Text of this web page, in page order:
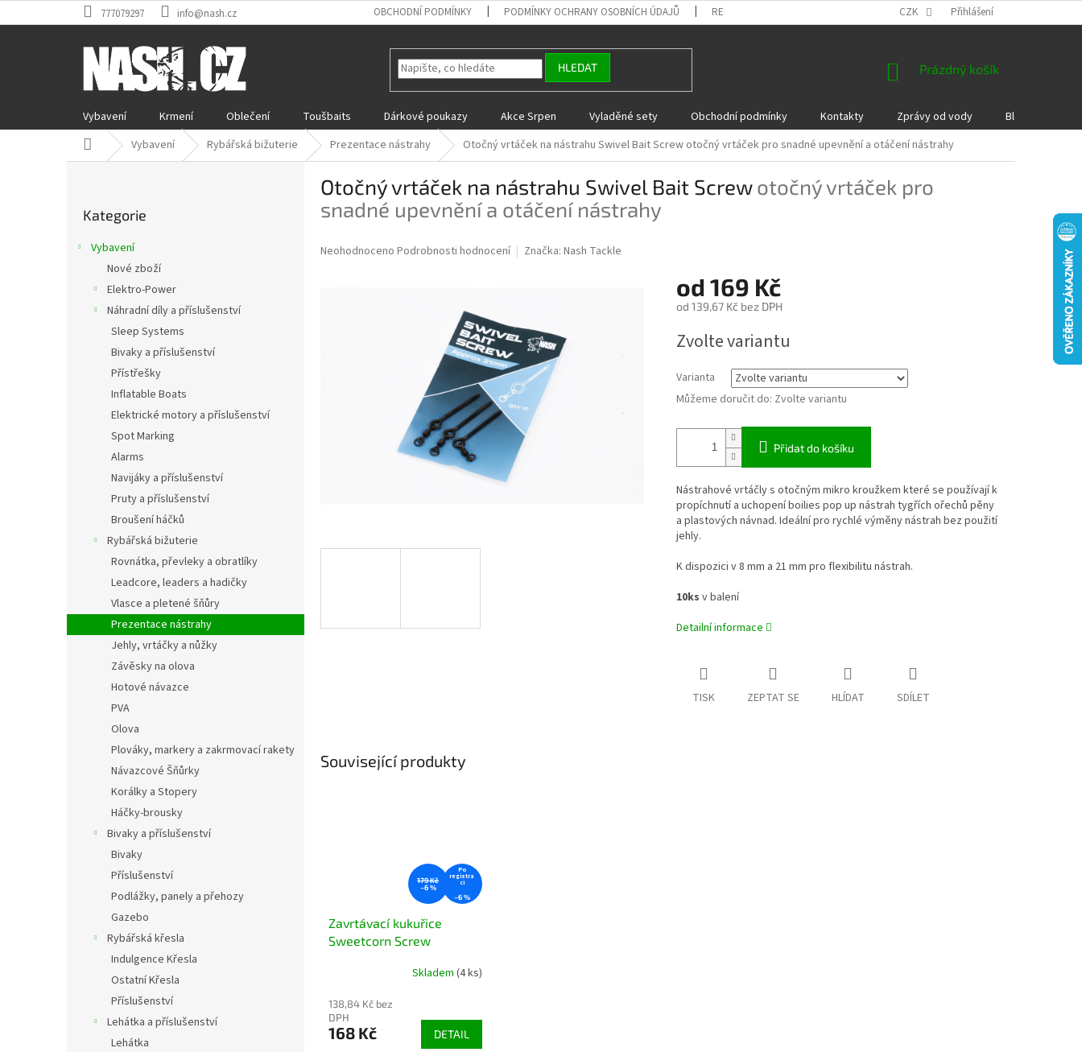
na
777079297 info@nash.cz OBCHODNÍ PODMÍNKY PODMÍNKY OCHRANY OSOBNÍCH ÚDAJŮ REKLAMACE A VRÁCENÍ ZBOŽÍ DÁRKOVÉ POUKAZY
CZK Přihlášení
HLEDAT
NÁKUPNÍ
Prázdný košík
Vybavení Krmení Oblečení Toušbaits Dárkové poukazy Akce Srpen Vyladěné sety Obchodní podmínky Kontakty Zprávy od vody Blog
Domů Vybavení Rybářská bižuterie Prezentace nástrahy Otočný vrtáček na nástrahu Swivel Bait Screw otočný vrtáček pro snadné upevnění a otáčení nástrahy
kategorie
Kategorie
Vybavení
Nové zboží
Elektro-Power
Náhradní díly a příslušenství
Sleep Systems
Bivaky a příslušenství
Přístřešky
Inflatable Boats
Elektrické motory a příslušenství
Spot Marking
Alarms
Navijáky a příslušenství
Pruty a příslušenství
Broušení háčků
Rybářská bižuterie
Rovnátka, převleky a obratlíky
Leadcore, leaders a hadičky
Vlasce a pletené šňůry
Prezentace nástrahy
Jehly, vrtáčky a nůžky
Závěsky na olova
Hotové návazce
PVA
Olova
Plováky, markery a zakrmovací rakety
Návazcové Šňůrky
Korálky a Stopery
Háčky-brousky
Bivaky a příslušenství
Bivaky
Příslušenství
Podlážky, panely a přehozy
Gazebo
Rybářská křesla
Indulgence Křesla
Ostatní Křesla
Příslušenství
Lehátka a příslušenství
Lehátka
Otočný vrtáček na nástrahu Swivel Bait Screwotočný vrtáček pro
snadné upevnění a otáčení nástrahy
Průměrné
Neohodnoceno Podrobnosti hodnocení Značka: Nash Tackle
od 169 Kč
od 139,67 Kčbez DPH
cena:
Zvolte variantu
Varianta
Můžeme doručit do: Zvolte variantu
Přidat do košíku
Nástrahové vrtáčly s otočným mikro kroužkem které se používají k
propíchnutí a uchopení boilies pop up nástrah tygřích ořechů pěny
a plastových návnad. Ideální pro rychlé výměny nástrah bez použití
jehly.
K dispozici v 8 mm a 21 mm pro flexibilitu nástrah.
10ks v balení
Detailní informace
TISK ZEPTAT SE HLÍDAT SDÍLET
Související produkty
179 Kč
–6 %
Po
registra
ci
–6 %
Zavrtávací kukuřice
Sweetcorn Screw
kukuřice pro rychlé
Skladem (4 ks)
138,84 Kč bez
DPH
168 Kč DETAIL